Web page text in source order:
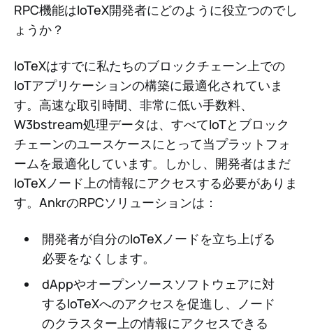
RPC機能はIoTeX開発者にどのように役立つのでし
ょうか？
IoTeXはすでに私たちのブロックチェーン上での
IoTアプリケーションの構築に最適化されていま
す。高速な取引時間、非常に低い手数料、
W3bstream処理データは、すべてIoTとブロック
チェーンのユースケースにとって当プラットフォ
ームを最適化しています。しかし、開発者はまだ
IoTeXノード上の情報にアクセスする必要がありま
す。AnkrのRPCソリューションは：
開発者が自分のIoTeXノードを立ち上げる
必要をなくします。
dAppやオープンソースソフトウェアに対
するIoTeXへのアクセスを促進し、ノード
のクラスター上の情報にアクセスできる